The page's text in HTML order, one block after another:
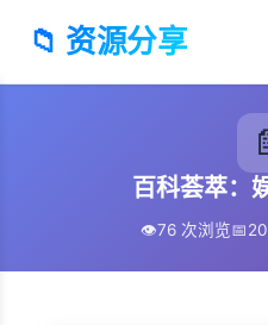
📁 资源分享
百科荟萃：
👁️76 次浏览📅